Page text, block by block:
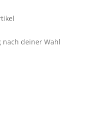
nach deiner Wahl